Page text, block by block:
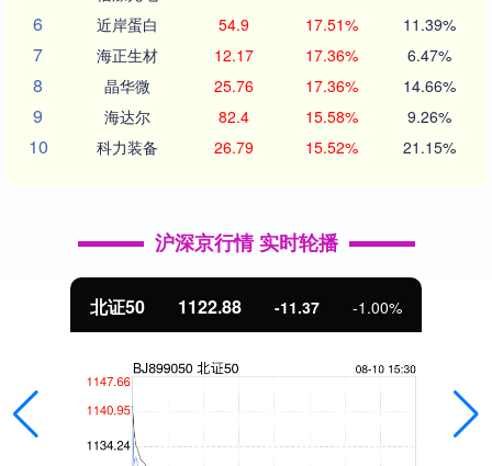
6 近岸蛋白 54.9 17.51% 11.39%
7 海正生材 12.17 17.36% 6.47%
8 晶华微 25.76 17.36% 14.66%
9 海达尔 82.4 15.58% 9.26%
10 科力装备 26.79 15.52% 21.15%
沪深京行情 实时轮播
北证50 1122.88 -11.37 -1.00%